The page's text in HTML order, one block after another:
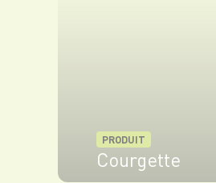
PRODUIT
Courgette